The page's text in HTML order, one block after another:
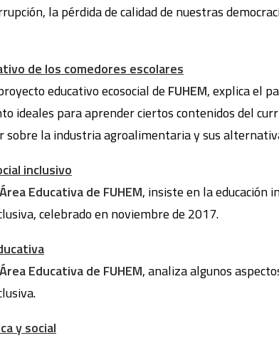
la pérdida de calidad de nuestras
de los comedores escolares
educativo ecosocial de FUHEM, explica el
ideales para aprender ciertos contenidos del
la industria agroalimentaria y sus
inclusivo
Área Educativa de FUHEM, insiste en la educación
celebrado en noviembre de 2017.
Área Educativa de FUHEM, analiza algunos
y social